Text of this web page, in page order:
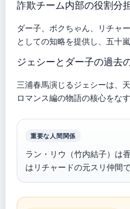
詐欺チーム内部の役割分
ダー子、ボクちゃん、リチャ
としての知略を提供し、五十
ジェシーとダー子の過去
三浦春馬演じるジェシーは、
ロマンス編の物語の核心をな
重要な人間関係
ラン・リウ（竹内結子）は
はリチャードの元スリ仲間